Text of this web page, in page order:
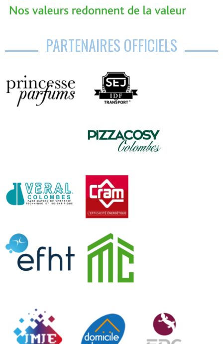
PARTENAIRES OFFICIELS